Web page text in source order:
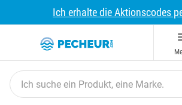
Ich erhalte die Aktionscodes